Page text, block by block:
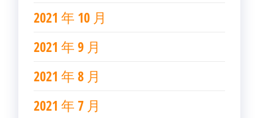
2021 年 10 月
2021 年 9 月
2021 年 8 月
2021 年 7 月